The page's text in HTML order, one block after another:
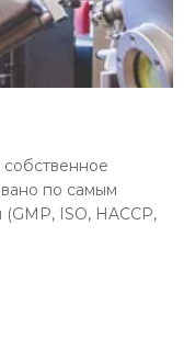
по самым
ISO, HACCP,